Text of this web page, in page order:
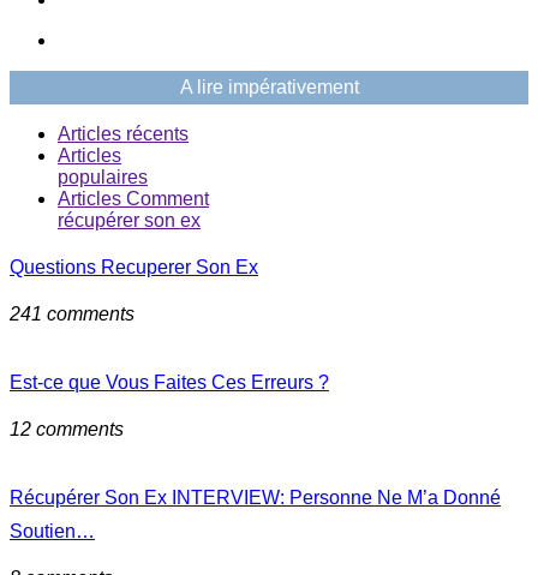
A lire impérativement
Articles récents
Articles
populaires
Articles Comment
récupérer son ex
Questions Recuperer Son Ex
241 comments
Est-ce que Vous Faites Ces Erreurs ?
12 comments
Récupérer Son Ex INTERVIEW: Personne Ne M’a Donné
Soutien…